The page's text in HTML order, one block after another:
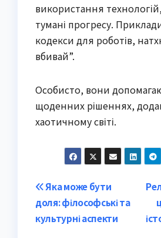
використання
тумані прогресу.
кодекси для роботів,
вбивай”.
Особисто, вони
щоденних рішеннях,
хаотичному світі.
Post
navigation
Яка може бути
доля: філософські та
культурні аспекти